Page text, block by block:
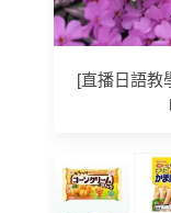
[直播日語教